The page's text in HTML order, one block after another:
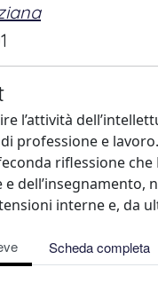
l’attività
professione e
riflessione
dell’insegnamento,
interne e, da
Scheda completa